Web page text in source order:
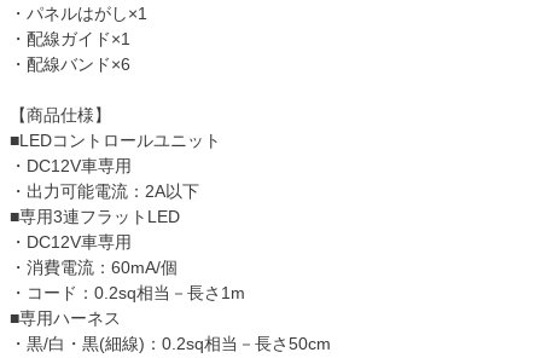
・パネルはがし×1
・配線ガイド×1
・配線バンド×6
【商品仕様】
■LEDコントロールユニット
・DC12V車専用
・出力可能電流：2A以下
■専用3連フラットLED
・DC12V車専用
・消費電流：60mA/個
・コード：0.2sq相当－長さ1m
■専用ハーネス
・黒/白・黒(細線)：0.2sq相当－長さ50cm